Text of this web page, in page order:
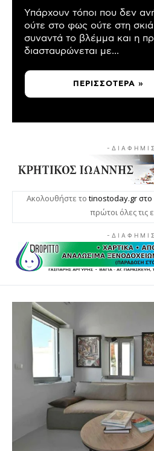
Υπάρχουν τόποι που δεν
ούτε στο φως ούτε στη
συναντά το βλέμμα και η
διασταυρώνεται με...
ΠΕΡΙΣΣΌΤΕΡΑ »
- Δ Ι Α Φ Η Μ Ι
Ακολουθήστε το tinostoday.gr
πρώτοι όλες τις
- Δ Ι Α Φ Η Μ Ι